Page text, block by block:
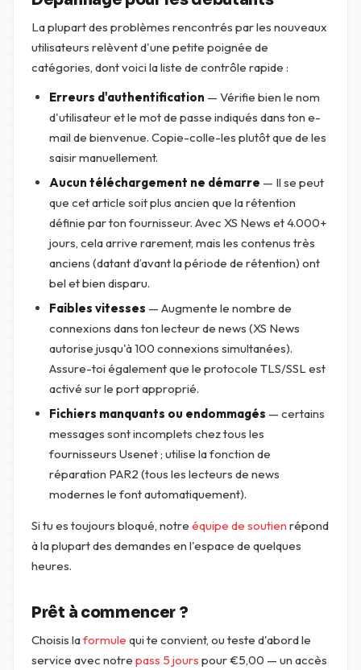
La plupart des problèmes rencontrés par les nouveaux
utilisateurs relèvent d'une petite poignée de
catégories, dont voici la liste de contrôle rapide :
Erreurs d'authentification — Vérifie bien le nom
d'utilisateur et le mot de passe indiqués dans ton e-
mail de bienvenue. Copie-colle-les plutôt que de les
saisir manuellement.
Aucun téléchargement ne démarre — Il se peut
que cet article soit plus ancien que la rétention
définie par ton fournisseur. Avec XS News et 4.000+
jours, cela arrive rarement, mais les contenus très
anciens (datant d’avant la période de rétention) ont
bel et bien disparu.
Faibles vitesses — Augmente le nombre de
connexions dans ton lecteur de news (XS News
autorise jusqu'à 100 connexions simultanées).
Assure-toi également que le protocole TLS/SSL est
activé sur le port approprié.
Fichiers manquants ou endommagés — certains
messages sont incomplets chez tous les
fournisseurs Usenet ; utilise la fonction de
réparation PAR2 (tous les lecteurs de news
modernes le font automatiquement).
Si tu es toujours bloqué, notre équipe de soutien répond
à la plupart des demandes en l'espace de quelques
heures.
Prêt à commencer ?
Choisis laformule qui te convient, ou teste d'abord le
service avec notre pass 5 jours pour€5,00 — un accès